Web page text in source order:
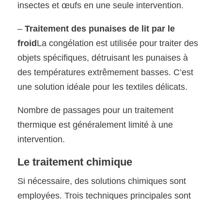
insectes et œufs en une seule intervention.
–Traitement des punaises de lit par le
froid La congélation est utilisée pour traiter des
objets spécifiques, détruisant les punaises à
des températures extrêmement basses. C’est
une solution idéale pour les textiles délicats.
Nombre de passages pour un traitement
thermique est généralement limité à une
intervention.
Le traitement chimique
Si nécessaire, des solutions chimiques sont
employées. Trois techniques principales sont